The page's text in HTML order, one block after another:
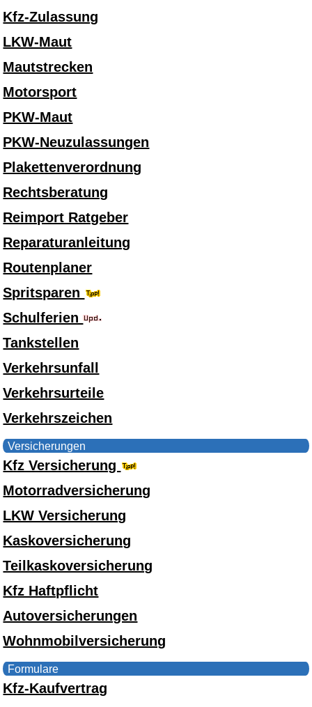
Kfz-Zulassung
LKW-Maut
Mautstrecken
Motorsport
PKW-Maut
PKW-Neuzulassungen
Plakettenverordnung
Rechtsberatung
Reimport Ratgeber
Reparaturanleitung
Routenplaner
Spritsparen
Schulferien
Tankstellen
Verkehrsunfall
Verkehrsurteile
Verkehrszeichen
Versicherungen
Kfz Versicherung
Motorradversicherung
LKW Versicherung
Kaskoversicherung
Teilkaskoversicherung
Kfz Haftpflicht
Autoversicherungen
Wohnmobilversicherung
Formulare
Kfz-Kaufvertrag